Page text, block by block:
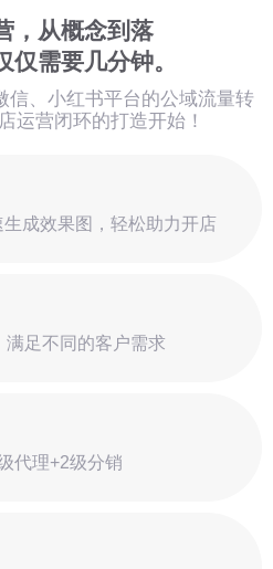
，从概念到落
仅需要几分钟。
信、小红书平台的公域流量转
运营闭环的打造开始！
成效果图，轻松助力开店
满足不同的客户需求
代理+2级分销